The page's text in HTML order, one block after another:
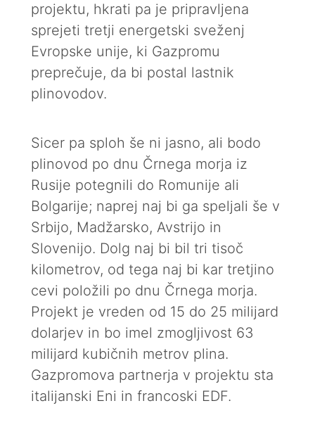
projektu, hkrati pa je pripravljena
sprejeti tretji energetski sveženj
Evropske unije, ki Gazpromu
preprečuje, da bi postal lastnik
plinovodov.
Sicer pa sploh še ni jasno, ali bodo
plinovod po dnu Črnega morja iz
Rusije potegnili do Romunije ali
Bolgarije; naprej naj bi ga speljali še v
Srbijo, Madžarsko, Avstrijo in
Slovenijo. Dolg naj bi bil tri tisoč
kilometrov, od tega naj bi kar tretjino
cevi položili po dnu Črnega morja.
Projekt je vreden od 15 do 25 milijard
dolarjev in bo imel zmogljivost 63
milijard kubičnih metrov plina.
Gazpromova partnerja v projektu sta
italijanski Eni in francoski EDF.